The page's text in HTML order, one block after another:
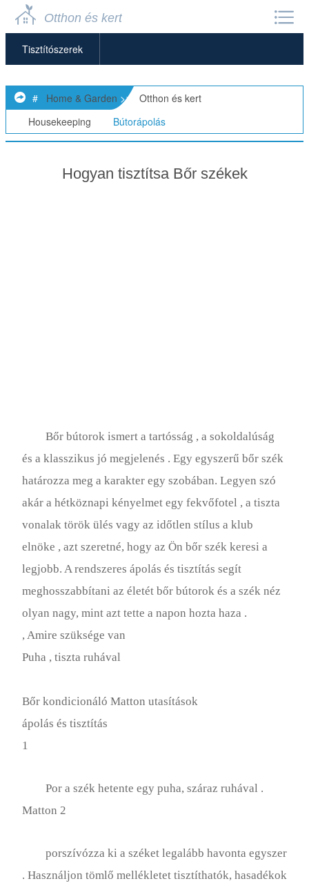
Otthon és kert
Tisztítószerek
Otthon Szervezés
Háztartási Feladatok
Ház Takarítás
# Home & Garden >> Otthon és kert
Housekeeping Bútorápolás
Hogyan tisztítsa Bőr székek
Bőr bútorok ismert a tartósság , a sokoldalúság
és a klasszikus jó megjelenés . Egy egyszerű bőr szék
határozza meg a karakter egy szobában. Legyen szó
akár a hétköznapi kényelmet egy fekvőfotel , a tiszta
vonalak török ​​ülés vagy az időtlen stílus a klub
elnöke , azt szeretné, hogy az Ön bőr szék keresi a
legjobb. A rendszeres ápolás és tisztítás segít
meghosszabbítani az életét bőr bútorok és a szék néz
olyan nagy, mint azt tette a napon hozta haza .
, Amire szüksége van
Puha , tiszta ruhával
Bőr kondicionáló Matton utasítások
ápolás és tisztítás
1
Por a szék hetente egy puha, száraz ruhával .
Matton 2
porszívózza ki a széket legalább havonta egyszer
. Használjon tömlő mellékletet tisztíthatók, hasadékok